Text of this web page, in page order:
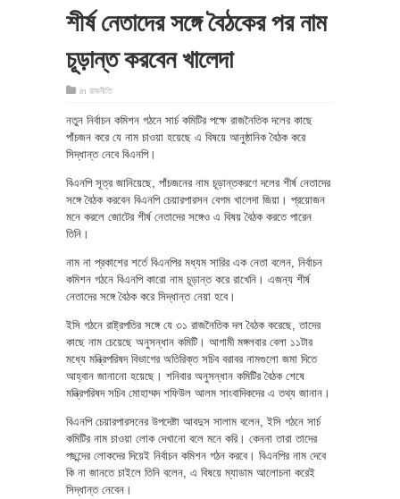
শীর্ষ নেতাদের সঙ্গে বৈঠকের পর নাম
চূড়ান্ত করবেন খালেদা
in রাজনীতি
নতুন নির্বাচন কমিশন গঠনে সার্চ কমিটির পক্ষে রাজনৈতিক দলের কাছে
পাঁচজন করে যে নাম চাওয়া হয়েছে এ বিষয়ে আনুষ্ঠানিক বৈঠক করে
সিদ্ধান্ত নেবে বিএনপি।
বিএনপি সূত্র জানিয়েছে, পাঁচজনের নাম চূড়ান্তকরণে দলের শীর্ষ নেতাদের
সঙ্গে বৈঠক করবেন বিএনপি চেয়ারপারসন বেগম খালেদা জিয়া। প্রয়োজন
মনে করলে জোটের শীর্ষ নেতাদের সঙ্গেও এ বিষয় বৈঠক করতে পারেন
তিনি।
নাম না প্রকাশের শর্তে বিএনপির মধ্যম সারির এক নেতা বলেন, নির্বাচন
কমিশন গঠনে বিএনপি কারো নাম চূড়ান্ত করে রাখেনি। এজন্য শীর্ষ
নেতাদের সঙ্গে বৈঠক করে সিদ্ধান্ত নেয়া হবে।
ইসি গঠনে রাষ্ট্রপতির সঙ্গে যে ৩১ রাজনৈতিক দল বৈঠক করেছে, তাদের
কাছে নাম চেয়েছে অনুসন্ধান কমিটি। আগামী মঙ্গলবার বেলা ১১টার
মধ্যে মন্ত্রিপরিষদ বিভাগের অতিরিক্ত সচিব বরাবর নামগুলো জমা দিতে
আহ্বান জানানো হয়েছে। শনিবার অনুসন্ধান কমিটির বৈঠক শেষে
মন্ত্রিপরিষদ সচিব মোহাম্মদ শফিউল আলম সাংবাদিকদের এ তথ্য জানান।
বিএনপি চেয়ারপারসনের উপদেষ্টা আবদুস সালাম বলেন, ইসি গঠনে সার্চ
কমিটির নাম চাওয়া লোক দেখানো বলে মনে করি। কেননা তারা তাদের
পছন্দের লোকদের দিয়েই নির্বাচন কমিশন গঠন করবে। বিএনপির নাম দেবে
কি না জানতে চাইলে তিনি বলেন, এ বিষয়ে ম্যাডাম আলোচনা করেই
সিদ্ধান্ত নেবেন।